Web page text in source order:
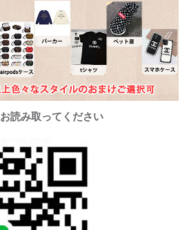
読み取ってください